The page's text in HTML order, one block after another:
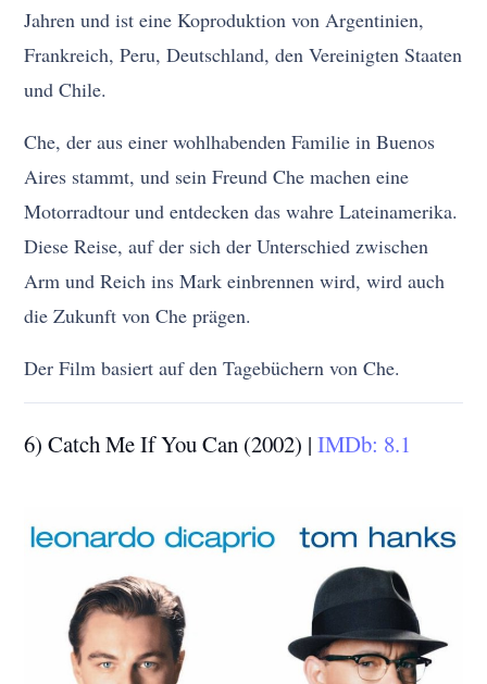
Jahren und ist eine Koproduktion von Argentinien,
Frankreich, Peru, Deutschland, den Vereinigten Staaten
und Chile.
Che, der aus einer wohlhabenden Familie in Buenos
Aires stammt, und sein Freund Che machen eine
Motorradtour und entdecken das wahre Lateinamerika.
Diese Reise, auf der sich der Unterschied zwischen
Arm und Reich ins Mark einbrennen wird, wird auch
die Zukunft von Che prägen.
Der Film basiert auf den Tagebüchern von Che.
6) Catch Me If You Can (2002) |IMDb: 8.1